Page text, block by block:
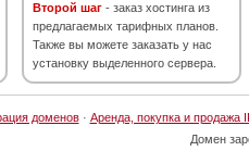
Второй шаг - заказ хостинга из
предлагаемых тарифных планов.
Также вы можете заказать у нас
установку выделенного сервера.
доменов· Аренда, покупка и продажа
Домен